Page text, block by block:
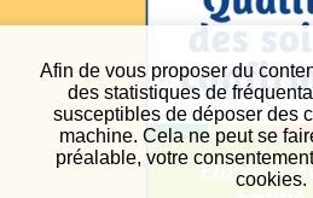
Afin de vous proposer du
des statistiques de
susceptibles de déposer des
machine. Cela ne peut se
préalable, votre
cookies.